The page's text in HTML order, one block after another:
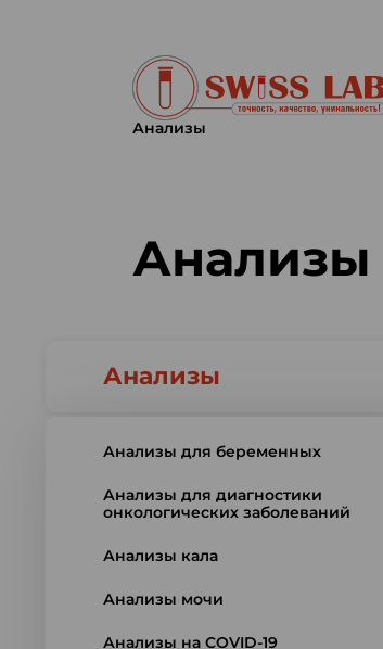
Анализы
Анализы
Анализы
Анализы для беременных
Анализы для диагностики
онкологических заболеваний
Анализы кала
Анализы мочи
Анализы на COVID-19